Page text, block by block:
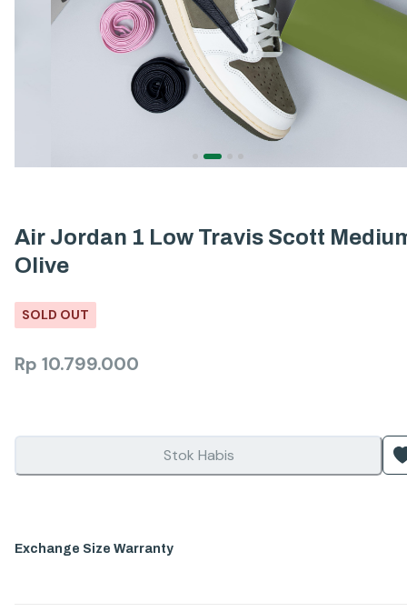
Air Jordan 1 Low Travis Scott
Olive
SOLD OUT
Rp 10.799.000
Stok Habis
Exchange Size Warranty